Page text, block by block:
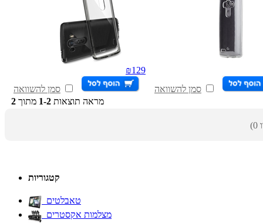
סמן להשוואה
₪129
סמן להשוואה
מראה תוצאות 1-2 מתוך 2
קטגוריות
טאבלטים
מצלמות אקסטרים